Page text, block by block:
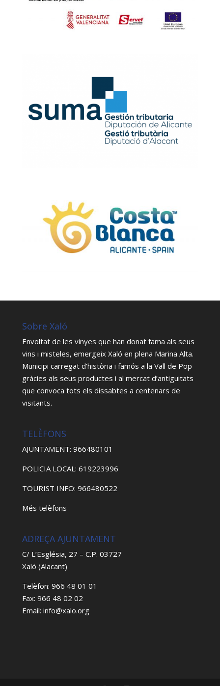
Sobre Xaló
Envoltat de les vinyes que han donat fama als seus
vins i misteles, emergeix Xaló en plena Marina Alta.
Municipi carregat d’història i famós a la Vall de Pop
gràcies als seus productes i al mercat d’antiguitats
que convoca tots els dissabtes a centenars de
visitants.
TELÈFONS
AJUNTAMENT: 966480101
POLICIA LOCAL: 619223996
TOURIST INFO: 966480522
Més telèfons
ADREÇA AJUNTAMENT
C/ L’Església, 27 – C.P. 03727
Xaló (Alacant)
Telèfon: 966 48 01 01
Fax: 966 48 02 02
Email: info@xalo.org